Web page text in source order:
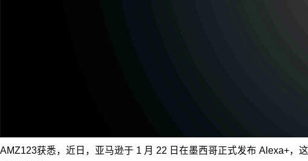
AMZ123获悉，近日，亚马逊于 1 月 22 日在墨西哥正式发布 Alexa+，